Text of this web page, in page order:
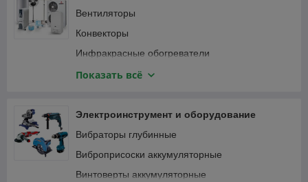
Затирочные машины
Компрессоры
Мотобуры и мотодрели
Мотопомпы
Пылесосы строительные
Сварочные аппараты
Станки
Трубогибы, арматурогибы
Вентиляторы
Конвекторы
Инфракрасные обогреватели
Кондиционеры
Тепловые пушки
Терморегуляторы (термостаты)
Масляные радиаторы
Показать всё
Электроинструмент и оборудование
Вибраторы глубинные
Виброприсоски аккумуляторные
Винтоверты аккумуляторные